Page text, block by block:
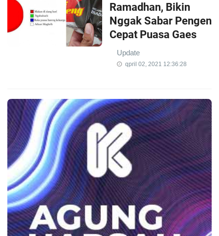
Ramadhan, Bikin
Nggak Sabar Pengen
Cepat Puasa Gaes
Update
qpril 02, 2021 12:36:28